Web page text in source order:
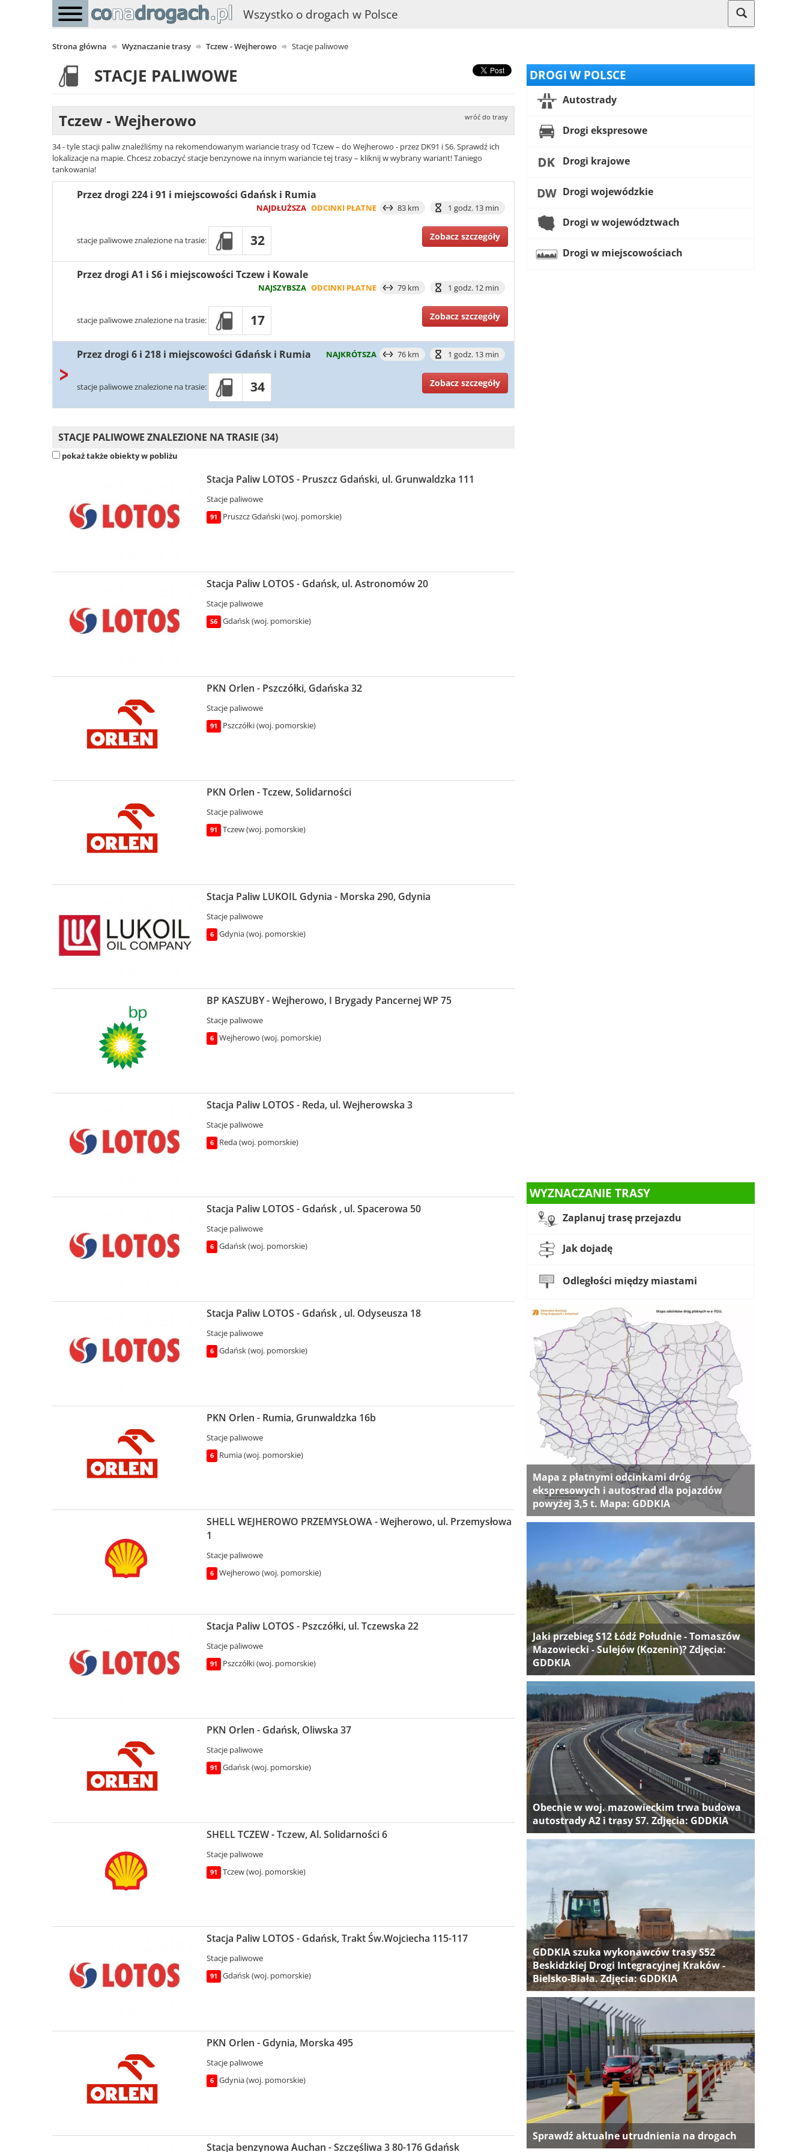
Wszystko o drogach w Polsce
Strona główna Wyznaczanie trasy Tczew - Wejherowo Stacje paliwowe
STACJE PALIWOWE
Tczew - Wejherowo wróć do trasy
34 - tyle stacji paliw znaleźliśmy na rekomendowanym wariancie trasy od Tczew – do Wejherowo - przez DK91 i S6. Sprawdź ich
lokalizacje na mapie. Chcesz zobaczyć stacje benzynowe na innym wariancie tej trasy – kliknij w wybrany wariant! Taniego
tankowania!
Przez drogi 224 i 91 i miejscowości Gdańsk i Rumia
NAJDŁUŻSZA ODCINKI PŁATNE 83 km 1 godz. 13 min
stacje paliwowe znalezione na trasie: 32 Zobacz szczegóły
Przez drogi A1 i S6 i miejscowości Tczew i Kowale
NAJSZYBSZA ODCINKI PŁATNE 79 km 1 godz. 12 min
stacje paliwowe znalezione na trasie: 17 Zobacz szczegóły
Przez drogi 6 i 218 i miejscowości Gdańsk i Rumia NAJKRÓTSZA 76 km 1 godz. 13 min
stacje paliwowe znalezione na trasie: 34 Zobacz szczegóły
STACJE PALIWOWE ZNALEZIONE NA TRASIE (34)
pokaż także obiekty w pobliżu
Stacja Paliw LOTOS - Pruszcz Gdański, ul. Grunwaldzka 111
Stacje paliwowe
91 Pruszcz Gdański (woj. pomorskie)
Stacja Paliw LOTOS - Gdańsk, ul. Astronomów 20
Stacje paliwowe
S6 Gdańsk (woj. pomorskie)
PKN Orlen - Pszczółki, Gdańska 32
Stacje paliwowe
91 Pszczółki (woj. pomorskie)
PKN Orlen - Tczew, Solidarności
Stacje paliwowe
91 Tczew (woj. pomorskie)
Stacja Paliw LUKOIL Gdynia - Morska 290, Gdynia
Stacje paliwowe
6 Gdynia (woj. pomorskie)
BP KASZUBY - Wejherowo, I Brygady Pancernej WP 75
Stacje paliwowe
6 Wejherowo (woj. pomorskie)
Stacja Paliw LOTOS - Reda, ul. Wejherowska 3
Stacje paliwowe
6 Reda (woj. pomorskie)
Stacja Paliw LOTOS - Gdańsk , ul. Spacerowa 50
Stacje paliwowe
6 Gdańsk (woj. pomorskie)
Stacja Paliw LOTOS - Gdańsk , ul. Odyseusza 18
Stacje paliwowe
6 Gdańsk (woj. pomorskie)
PKN Orlen - Rumia, Grunwaldzka 16b
Stacje paliwowe
6 Rumia (woj. pomorskie)
SHELL WEJHEROWO PRZEMYSŁOWA - Wejherowo, ul. Przemysłowa
1
Stacje paliwowe
6 Wejherowo (woj. pomorskie)
Stacja Paliw LOTOS - Pszczółki, ul. Tczewska 22
Stacje paliwowe
91 Pszczółki (woj. pomorskie)
PKN Orlen - Gdańsk, Oliwska 37
Stacje paliwowe
91 Gdańsk (woj. pomorskie)
SHELL TCZEW - Tczew, Al. Solidarności 6
Stacje paliwowe
91 Tczew (woj. pomorskie)
Stacja Paliw LOTOS - Gdańsk, Trakt Św.Wojciecha 115-117
Stacje paliwowe
91 Gdańsk (woj. pomorskie)
PKN Orlen - Gdynia, Morska 495
Stacje paliwowe
6 Gdynia (woj. pomorskie)
Stacja benzynowa Auchan - Szczęśliwa 3 80-176 Gdańsk
DROGI W POLSCE
Autostrady
Drogi ekspresowe
Drogi krajowe
Drogi wojewódzkie
Drogi w województwach
Drogi w miejscowościach
WYZNACZANIE TRASY
Zaplanuj trasę przejazdu
Jak dojadę
Odległości między miastami
Mapa z płatnymi odcinkami dróg
ekspresowych i autostrad dla pojazdów
powyżej 3,5 t. Mapa: GDDKIA
Jaki przebieg S12 Łódź Południe - Tomaszów
Mazowiecki - Sulejów (Kozenin)? Zdjęcia:
GDDKIA
Obecnie w woj. mazowieckim trwa budowa
autostrady A2 i trasy S7. Zdjęcia: GDDKIA
GDDKIA szuka wykonawców trasy S52
Beskidzkiej Drogi Integracyjnej Kraków -
Bielsko-Biała. Zdjęcia: GDDKIA
Sprawdź aktualne utrudnienia na drogach